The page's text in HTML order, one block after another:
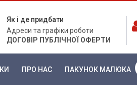
Як і де придбати
Адреси та графіки роботи
ДОГОВІР ПУБЛІЧНОЇ ОФЕРТИ
ПРО НАС ПАКУНОК МАЛЮКА